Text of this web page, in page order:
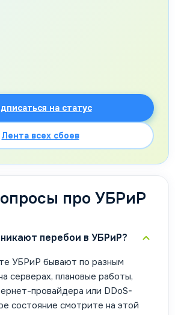
на статус
Лента всех сбоев
про УБРиР
перебои в УБРиР?
УБРиР бывают по разным
серверах, плановые работы,
провайдера или DDoS-
состояние смотрите на этой